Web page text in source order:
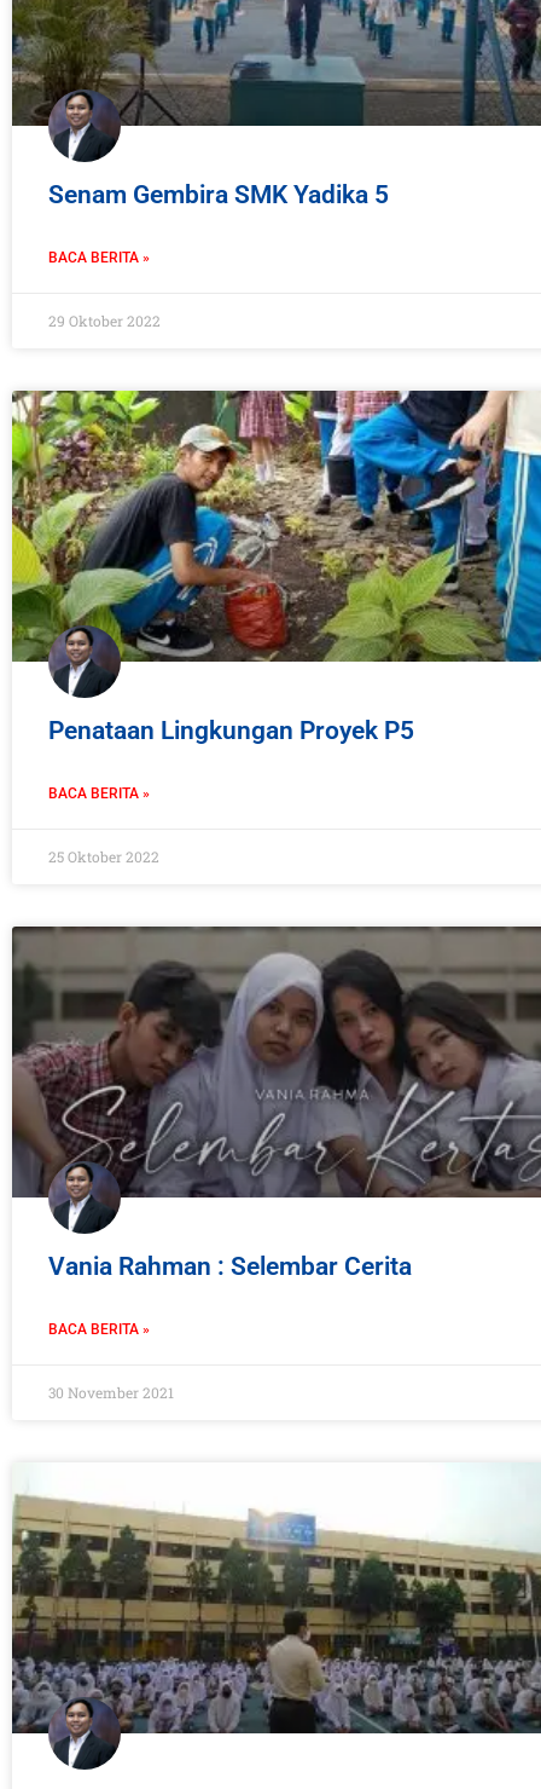
Senam Gembira SMK Yadika 5
BACA BERITA »
29 Oktober 2022
Penataan Lingkungan Proyek P5
BACA BERITA »
25 Oktober 2022
Vania Rahman : Selembar Cerita
BACA BERITA »
30 November 2021